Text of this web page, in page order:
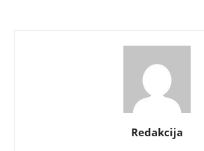
Redakcija